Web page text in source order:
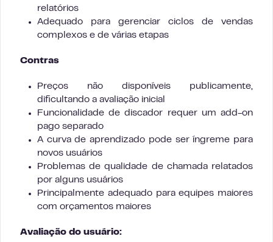
relatórios
Adequado para gerenciar ciclos de vendas
complexos e de várias etapas
Contras
Preços não disponíveis publicamente,
dificultando a avaliação inicial
Funcionalidade de discador requer um add-on
pago separado
A curva de aprendizado pode ser íngreme para
novos usuários
Problemas de qualidade de chamada relatados
por alguns usuários
Principalmente adequado para equipes maiores
com orçamentos maiores
Avaliação do usuário: